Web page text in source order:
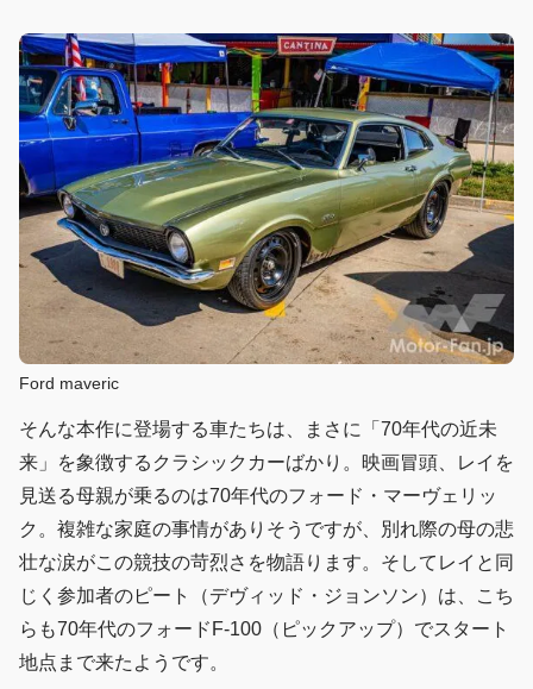
Ford maveric
そんな本作に登場する車たちは、まさに「70年代の近未
来」を象徴するクラシックカーばかり。映画冒頭、レイを
見送る母親が乗るのは70年代のフォード・マーヴェリッ
ク。複雑な家庭の事情がありそうですが、別れ際の母の悲
壮な涙がこの競技の苛烈さを物語ります。そしてレイと同
じく参加者のピート（デヴィッド・ジョンソン）は、こち
らも70年代のフォードF-100（ピックアップ）でスタート
地点まで来たようです。